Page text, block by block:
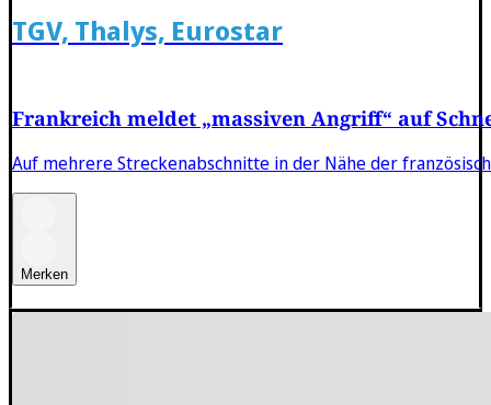
TGV, Thalys, Eurostar
Frankreich meldet „massiven Angriff“ auf
Auf mehrere Streckenabschnitte in der Nähe der
Merken